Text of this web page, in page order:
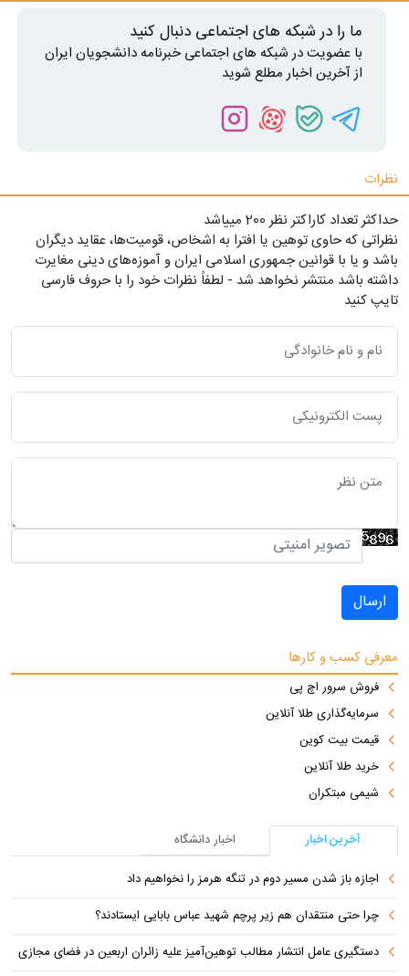
ما را در شبکه های اجتماعی دنبال کنید
با عضویت در شبکه های اجتماعی خبرنامه دانشجویان ایران
از آخرین اخبار مطلع شوید
نظرات
حداکثر تعداد کاراکتر نظر 200 ميياشد
نظراتی که حاوی توهین یا افترا به اشخاص، قومیت‌ها، عقاید دیگران
باشد و یا با قوانین جمهوری اسلامی ایران و آموزه‌های دینی مغایرت
داشته باشد منتشر نخواهد شد - لطفاً نظرات خود را با حروف فارسی
تایپ کنید
ارسال
معرفی کسب و کارها
فروش سرور اچ پی
سرمایه‌گذاری طلا آنلاین
قیمت بیت کوین
خرید طلا آنلاین
شیمی مبتکران
آخرین اخبار
اخبار دانشگاه
اجازه باز شدن مسیر دوم در تنگه هرمز را نخواهیم داد
چرا حتی منتقدان هم زیر پرچم شهید عباس بابایی ایستادند؟
دستگیری عامل انتشار مطالب توهین‌آمیز علیه زائران اربعین در فضای مجازی